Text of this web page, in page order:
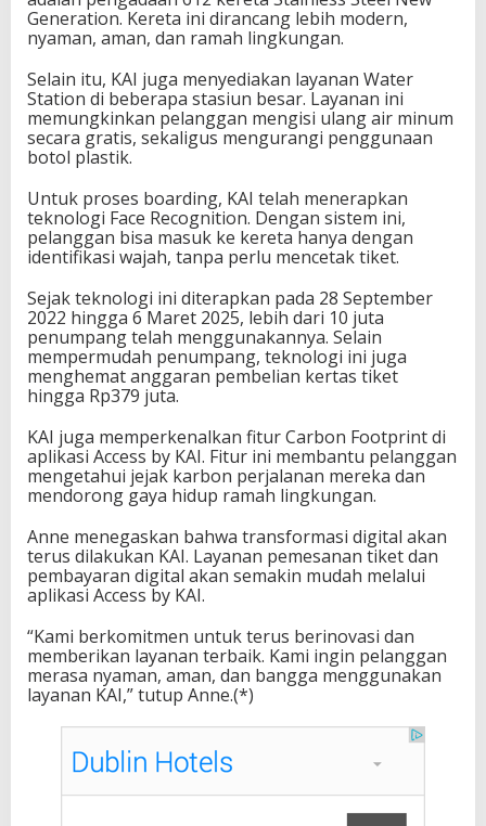
Generation. Kereta ini dirancang lebih modern,
nyaman, aman, dan ramah lingkungan.
Selain itu, KAI juga menyediakan layanan Water
Station di beberapa stasiun besar. Layanan ini
memungkinkan pelanggan mengisi ulang air minum
secara gratis, sekaligus mengurangi penggunaan
botol plastik.
Untuk proses boarding, KAI telah menerapkan
teknologi Face Recognition. Dengan sistem ini,
pelanggan bisa masuk ke kereta hanya dengan
identifikasi wajah, tanpa perlu mencetak tiket.
Sejak teknologi ini diterapkan pada 28 September
2022 hingga 6 Maret 2025, lebih dari 10 juta
penumpang telah menggunakannya. Selain
mempermudah penumpang, teknologi ini juga
menghemat anggaran pembelian kertas tiket
hingga Rp379 juta.
KAI juga memperkenalkan fitur Carbon Footprint di
aplikasi Access by KAI. Fitur ini membantu pelanggan
mengetahui jejak karbon perjalanan mereka dan
mendorong gaya hidup ramah lingkungan.
Anne menegaskan bahwa transformasi digital akan
terus dilakukan KAI. Layanan pemesanan tiket dan
pembayaran digital akan semakin mudah melalui
aplikasi Access by KAI.
“Kami berkomitmen untuk terus berinovasi dan
memberikan layanan terbaik. Kami ingin pelanggan
merasa nyaman, aman, dan bangga menggunakan
layanan KAI,” tutup Anne.(*)